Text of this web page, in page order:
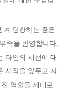
겨 당황하는 꿈은
족을 반영합니다.
타인의 시선에 대
시작을 앞두고 자
역할을 제대로